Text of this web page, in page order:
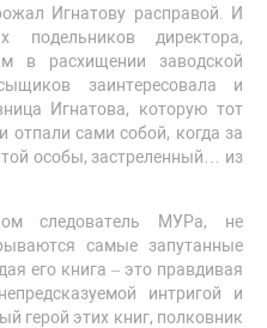
Игнатову расправой. И
подельников директора,
в расхищении заводской
заинтересовала и
Игнатова, которую тот
сами собой, когда за
особы, застреленный… из
следователь МУРа, не
самые запутанные
его книга – это правдивая
интригой и
герой этих книг, полковник